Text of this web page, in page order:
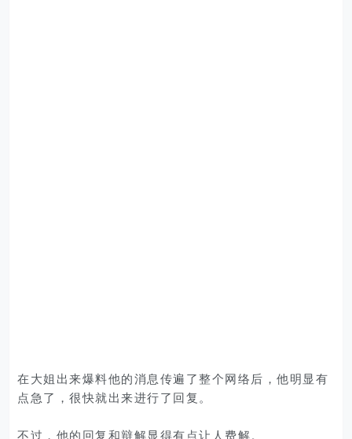
在大姐出来爆料他的消息传遍了整个网络后，他明显有
点急了，很快就出来进行了回复。
不过，他的回复和辩解显得有点让人费解。